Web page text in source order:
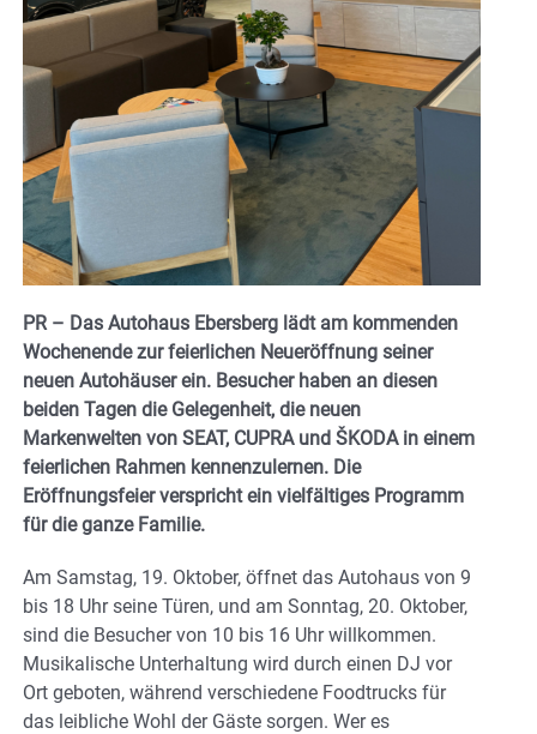
PR – Das Autohaus Ebersberg lädt am kommenden
Wochenende zur feierlichen Neueröffnung seiner
neuen Autohäuser ein. Besucher haben an diesen
beiden Tagen die Gelegenheit, die neuen
Markenwelten von SEAT, CUPRA und ŠKODA in einem
feierlichen Rahmen kennenzulernen. Die
Eröffnungsfeier verspricht ein vielfältiges Programm
für die ganze Familie.
Am Samstag, 19. Oktober, öffnet das Autohaus von 9
bis 18 Uhr seine Türen, und am Sonntag, 20. Oktober,
sind die Besucher von 10 bis 16 Uhr willkommen.
Musikalische Unterhaltung wird durch einen DJ vor
Ort geboten, während verschiedene Foodtrucks für
das leibliche Wohl der Gäste sorgen. Wer es